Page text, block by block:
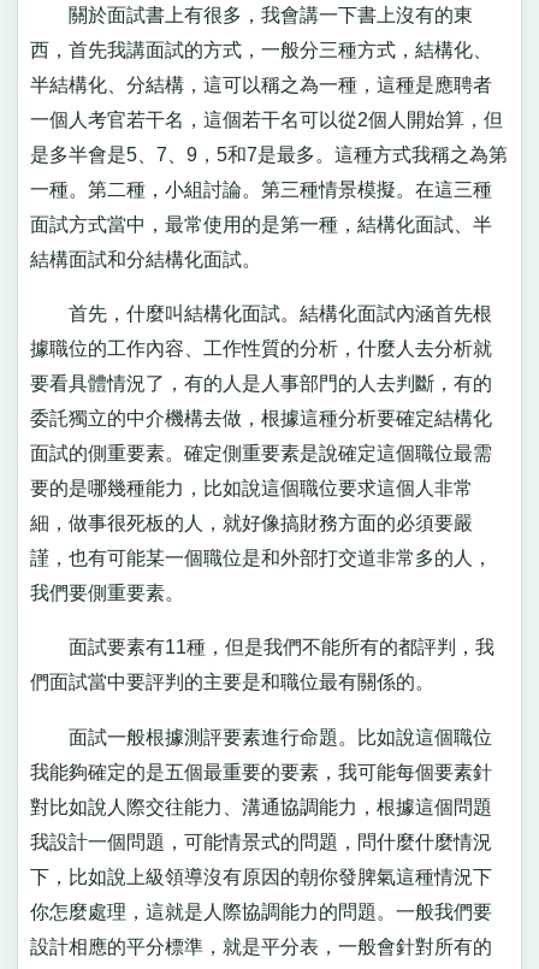
關於面試書上有很多，我會講一下書上沒有的東
西，首先我講面試的方式，一般分三種方式，結構化、
半結構化、分結構，這可以稱之為一種，這種是應聘者
一個人考官若干名，這個若干名可以從2個人開始算，但
是多半會是5、7、9，5和7是最多。這種方式我稱之為第
一種。第二種，小組討論。第三種情景模擬。在這三種
面試方式當中，最常使用的是第一種，結構化面試、半
結構面試和分結構化面試。
首先，什麼叫結構化面試。結構化面試內涵首先根
據職位的工作內容、工作性質的分析，什麼人去分析就
要看具體情況了，有的人是人事部門的人去判斷，有的
委託獨立的中介機構去做，根據這種分析要確定結構化
面試的側重要素。確定側重要素是說確定這個職位最需
要的是哪幾種能力，比如說這個職位要求這個人非常
細，做事很死板的人，就好像搞財務方面的必須要嚴
謹，也有可能某一個職位是和外部打交道非常多的人，
我們要側重要素。
面試要素有11種，但是我們不能所有的都評判，我
們面試當中要評判的主要是和職位最有關係的。
面試一般根據測評要素進行命題。比如說這個職位
我能夠確定的是五個最重要的要素，我可能每個要素針
對比如說人際交往能力、溝通協調能力，根據這個問題
我設計一個問題，可能情景式的問題，問什麼什麼情況
下，比如說上級領導沒有原因的朝你發脾氣這種情況下
你怎麼處理，這就是人際協調能力的問題。一般我們要
設計相應的平分標準，就是平分表，一般會針對所有的